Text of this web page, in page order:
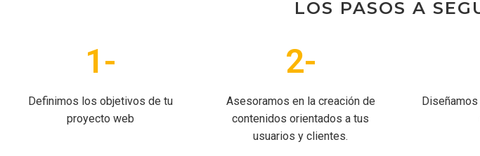
LOS PASOS A
1-
Definimos los objetivos de tu
proyecto web
2-
Asesoramos en la creación de
contenidos orientados a tus
usuarios y clientes.